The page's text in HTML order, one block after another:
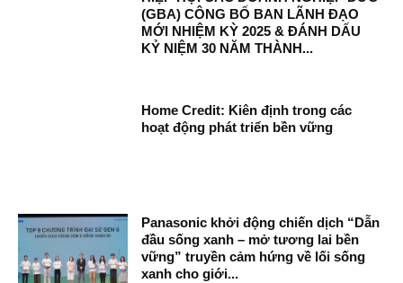
(GBA) CÔNG BỐ BAN LÃNH ĐẠO
MỚI NHIỆM KỲ 2025 & ĐÁNH DẤU
KỶ NIỆM 30 NĂM THÀNH...
Home Credit: Kiên định trong các
hoạt động phát triển bền vững
Panasonic khởi động chiến dịch “Dẫn
đầu sống xanh – mở tương lai bền
vững” truyền cảm hứng về lối sống
xanh cho giới...